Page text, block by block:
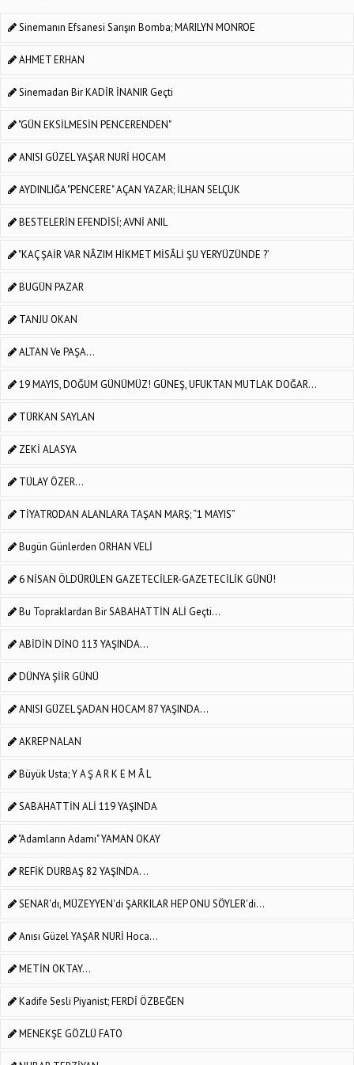
Sinemanın Efsanesi Sarışın Bomba; MARILYN MONROE
AHMET ERHAN
Sinemadan Bir KADİR İNANIR Geçti
"GÜN EKSİLMESİN PENCERENDEN"
ANISI GÜZEL YAŞAR NURİ HOCAM
AYDINLIĞA "PENCERE" AÇAN YAZAR; İLHAN SELÇUK
BESTELERİN EFENDİSİ; AVNİ ANIL
"KAÇ ŞAİR VAR NÂZIM HİKMET MİSÂLİ ŞU YERYÜZÜNDE ?’
BUGÜN PAZAR
TANJU OKAN
ALTAN Ve PAŞA...
19 MAYIS, DOĞUM GÜNÜMÜZ! GÜNEŞ, UFUKTAN MUTLAK DOĞAR…
TÜRKAN SAYLAN
ZEKİ ALASYA
TÜLAY ÖZER...
TİYATRODAN ALANLARA TAŞAN MARŞ; “1 MAYIS”
Bugün Günlerden ORHAN VELİ
6 NİSAN ÖLDÜRÜLEN GAZETECİLER-GAZETECİLİK GÜNÜ!
Bu Topraklardan Bir SABAHATTİN ALİ Geçti...
ABİDİN DİNO 113 YAŞINDA...
DÜNYA ŞİİR GÜNÜ
ANISI GÜZEL ŞADAN HOCAM 87 YAŞINDA...
AKREP NALAN
Büyük Usta; Y A Ş A R K E M Â L
SABAHATTİN ALİ 119 YAŞINDA
"Adamların Adamı" YAMAN OKAY
REFİK DURBAŞ 82 YAŞINDA. ..
SENAR'dı, MÜZEYYEN'di ŞARKILAR HEP ONU SÖYLER'di...
Anısı Güzel YAŞAR NURİ Hoca...
METİN OKTAY...
Kadife Sesli Piyanist; FERDİ ÖZBEĞEN
MENEKŞE GÖZLÜ FATO